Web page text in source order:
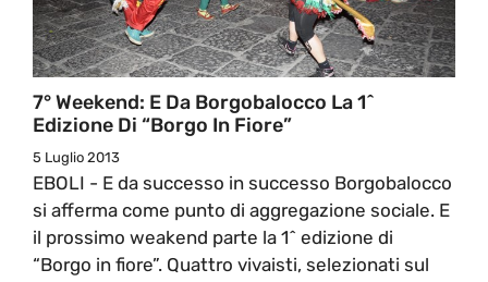
7° Weekend: E Da Borgobalocco La 1^
Edizione Di “Borgo In Fiore”
5 Luglio 2013
EBOLI - E da successo in successo Borgobalocco
si afferma come punto di aggregazione sociale. E
il prossimo weakend parte la 1^ edizione di
“Borgo in fiore”. Quattro vivaisti, selezionati sul